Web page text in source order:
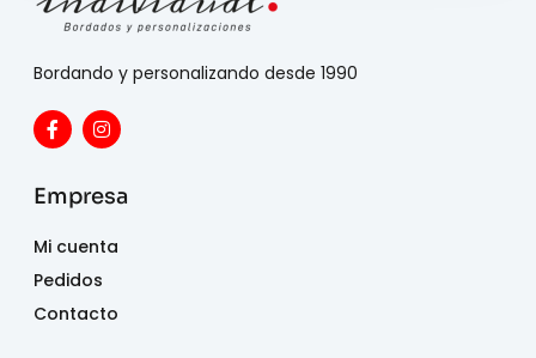
Bordando y personalizando desde 1990
Empresa
Mi cuenta
Pedidos
Contacto